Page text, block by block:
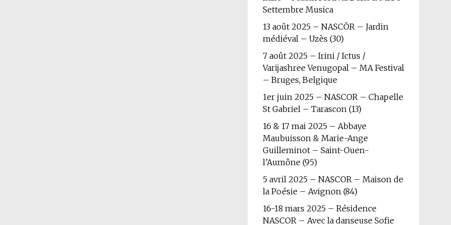
Settembre Musica
13 août 2025 – NASCÖR – Jardin
médiéval – Uzès (30)
7 août 2025 – Irini / Ictus /
Varijashree Venugopal – MA Festival
– Bruges, Belgique
1er juin 2025 – NASCOR – Chapelle
St Gabriel – Tarascon (13)
16 & 17 mai 2025 – Abbaye
Maubuisson & Marie-Ange
Guilleminot – Saint-Ouen-
l’Aumône (95)
5 avril 2025 – NASCOR – Maison de
la Poésie – Avignon (84)
16-18 mars 2025 – Résidence
NASCOR – Avec la danseuse Sofie